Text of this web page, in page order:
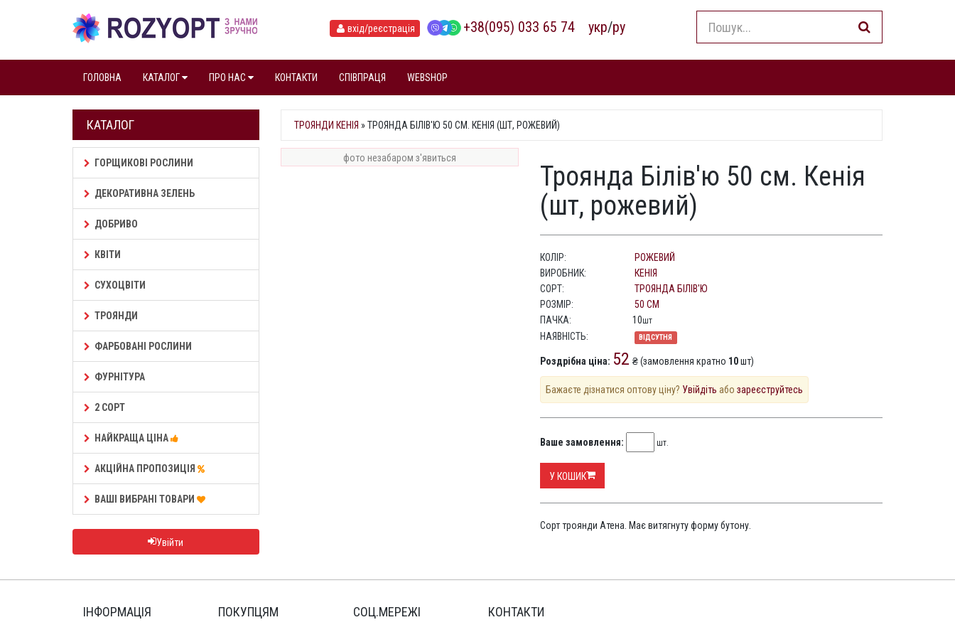
вхід/реєстрація +38(095) 033 65 74 укр/ру
ГОЛОВНА КАТАЛОГ ПРО НАС КОНТАКТИ СПІВПРАЦЯ WEBSHOP
КАТАЛОГ
ГОРЩИКОВІ РОСЛИНИ
ДЕКОРАТИВНА ЗЕЛЕНЬ
ДОБРИВО
КВІТИ
СУХОЦВІТИ
ТРОЯНДИ
ФАРБОВАНІ РОСЛИНИ
ФУРНІТУРА
2 СОРТ
НАЙКРАЩА ЦІНА
АКЦІЙНА ПРОПОЗИЦІЯ
ВАШІ ВИБРАНІ ТОВАРИ
Увійти
ТРОЯНДИ КЕНІЯ »ТРОЯНДА БІЛІВ'Ю 50 СМ. КЕНІЯ (ШТ, РОЖЕВИЙ)
фото незабаром з'явиться
Троянда Білів'ю 50 см. Кенія
(шт, рожевий)
КОЛІР:
РОЖЕВИЙ
ВИРОБНИК:
КЕНІЯ
СОРТ:
ТРОЯНДА БІЛІВ'Ю
РОЗМІР:
50 СМ
ПАЧКА:
10шт
НАЯВНІСТЬ: ВІДСУТНЯ
Роздрібна ціна: 52 ₴ (замовлення кратно 10шт)
Бажаєте дізнатися оптову ціну? Увійдіть абозареєструйтесь
Ваше замовлення: шт.
У КОШИК
Сорт троянди Атена. Має витягнуту форму бутону.
ІНФОРМАЦІЯ ПОКУПЦЯМ СОЦ.МЕРЕЖІ КОНТАКТИ